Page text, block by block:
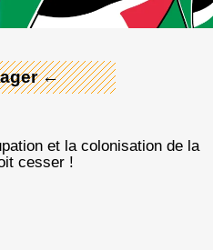
←
et la colonisation de la
cesser !